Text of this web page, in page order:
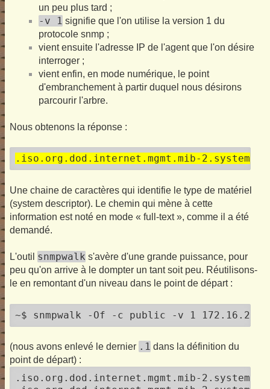
un peu plus tard ;
-v 1 signifie que l'on utilise la version 1 du
protocole snmp ;
vient ensuite l'adresse IP de l'agent que l'on désire
interroger ;
vient enfin, en mode numérique, le point
d'embranchement à partir duquel nous désirons
parcourir l'arbre.
Nous obtenons la réponse :
.iso.org.dod.internet.mgmt.mib-
Une chaine de caractères qui identifie le type de matériel
(system descriptor). Le chemin qui mène à cette
information est noté en mode « full-text », comme il a été
demandé.
L'outil snmpwalk s'avère d'une grande puissance, pour
peu qu'on arrive à le dompter un tant soit peu. Réutilisons-
le en remontant d'un niveau dans le point de départ :
~$ snmpwalk -Of -c public -v 1
(nous avons enlevé le dernier .1 dans la définition du
point de départ) :
.iso.org.dod.internet.mgmt.mib-